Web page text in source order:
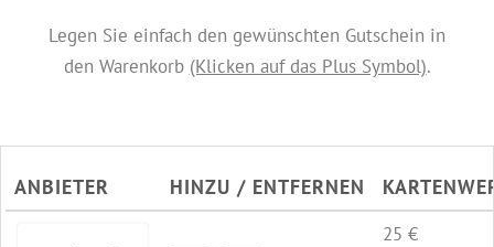
Legen Sie einfach den gewünschten Gutschein in
den Warenkorb (Klicken auf das Plus Symbol).
ANBIETER HINZU / ENTFERNEN
25 €